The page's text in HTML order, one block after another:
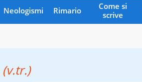
Neologismi Rimario
Come si
scrive
(v.tr.)